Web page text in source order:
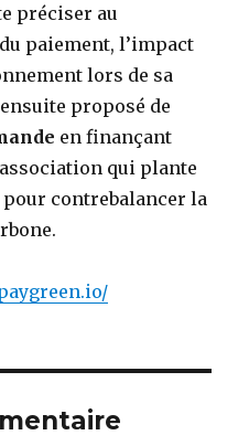
préciser au
paiement, l’impact
lors de sa
proposé de
en finançant
qui plante
pour contrebalancer la